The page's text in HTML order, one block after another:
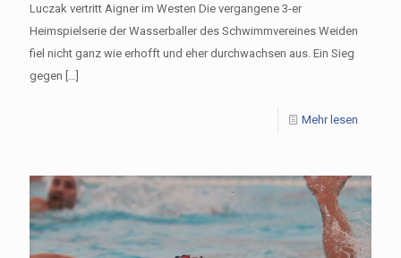
Luczak vertritt Aigner im Westen Die vergangene 3-er
Heimspielserie der Wasserballer des Schwimmvereines Weiden
fiel nicht ganz wie erhofft und eher durchwachsen aus. Ein Sieg
gegen
Mehr lesen